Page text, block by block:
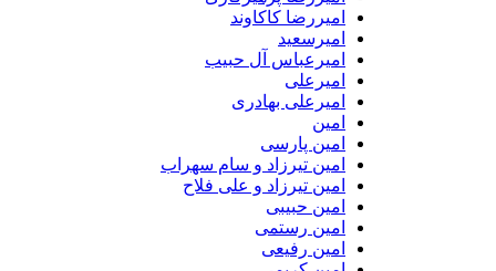
امیررضا کاکاوند
امیرسعید
امیرعباس آل حبیب
امیرعلی
امیرعلی بهادری
امین
امین پارسی
امین تیرزاد و سام سهراب
امین تیرزاد و علی فلاح
امین حبیبی
امین رستمی
امین رفیعی